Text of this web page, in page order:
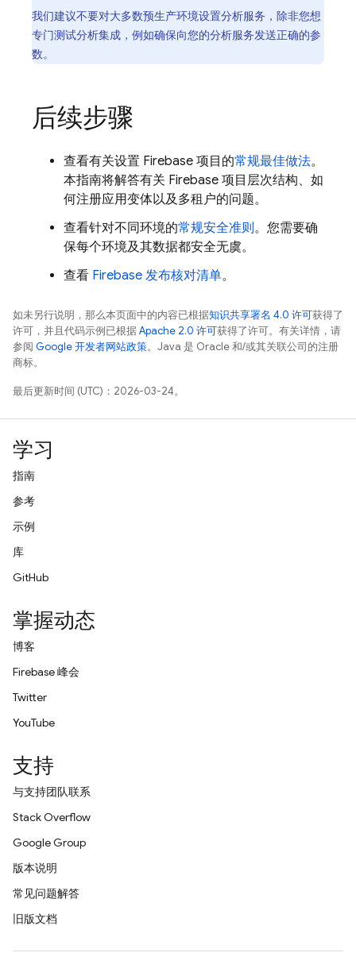
我们建议不要对大多数预生产环境设置分析服务，除非您想
专门测试分析集成，例如确保向您的分析服务发送正确的参
数。
后续步骤
查看有关设置 Firebase 项目的常规最佳做法。
本指南将解答有关 Firebase 项目层次结构、如
何注册应用变体以及多租户的问题。
查看针对不同环境的常规安全准则。您需要确
保每个环境及其数据都安全无虞。
查看 Firebase 发布核对清单。
如未另行说明，那么本页面中的内容已根据知识共享署名 4.0 许可获得了
许可，并且代码示例已根据Apache 2.0 许可获得了许可。有关详情，请
参阅 Google 开发者网站政策。Java 是 Oracle 和/或其关联公司的注册
商标。
最后更新时间 (UTC)：2026-03-24。
学习
指南
参考
示例
库
GitHub
掌握动态
博客
Firebase 峰会
Twitter
YouTube
支持
与支持团队联系
Stack Overflow
Google Group
版本说明
常见问题解答
旧版文档